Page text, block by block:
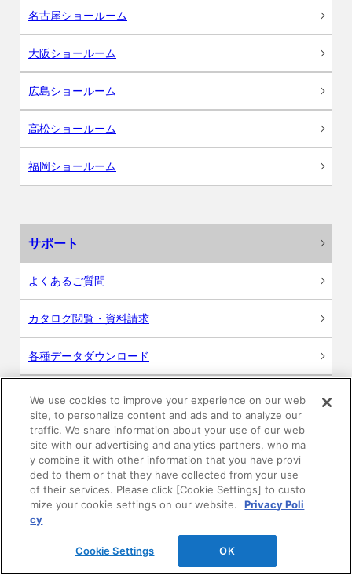
名古屋ショールーム
大阪ショールーム
広島ショールーム
高松ショールーム
福岡ショールーム
サポート
よくあるご質問
カタログ閲覧・資料請求
各種データダウンロード
WEB見積・各種シミュレーション
交換用部品の購入
修理・点検
お問い合わせ
We use cookies to improve your experience on our web
site, to personalize content and ads and to analyze our
traffic. We share information about your use of our web
site with our advertising and analytics partners, who ma
y combine it with other information that you have provi
ded to them or that they have collected from your use
of their services. Please click [Cookie Settings] to custo
mize your cookie settings on our website.
Privacy Poli
cy
Cookie Settings OK